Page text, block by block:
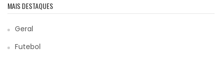
MAIS DESTAQUES
Geral
Futebol